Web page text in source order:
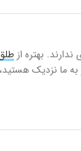
بهتره از
به ما نزدیک